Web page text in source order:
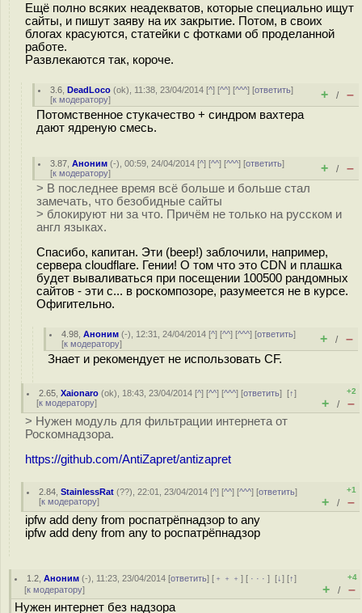
Ещё полно всяких неадекватов, которые специально ищут
сайты, и пишут заяву на их закрытие. Потом, в своих
блогах красуются, статейки с фотками об проделанной
работе.
Развлекаются так, короче.
3.6 ,DeadLoco (ok), 11:38, 23/04/2014 [^] [^^] [^^^] [ответить]
[к модератору] + / –
Потомственное стукачество + синдром вахтера
дают ядреную смесь.
3.87 ,Аноним (-), 00:59, 24/04/2014 [^] [^^] [^^^] [ответить]
[к модератору] + / –
> В последнее время всё больше и больше стал
замечать, что безобидные сайты
> блокируют ни за что. Причём не только на русском и
англ языках.
Спасибо, капитан. Эти (beep!) заблочили, например,
сервера cloudflare. Гении! О том что это CDN и плашка
будет вываливаться при посещении 100500 рандомных
сайтов - эти с... в роскомпозоре, разумеется не в курсе.
Офигительно.
4.98 ,Аноним (-), 12:31, 24/04/2014 [^] [^^] [^^^] [ответить]
[к модератору] + / –
Знает и рекомендует не использовать CF.
2.65 ,Xaionaro (ok), 18:43, 23/04/2014 [^] [^^] [^^^] [ответить][↑]
[к модератору]
+2
+ / –
> Нужен модуль для фильтрации интернета от
Роскомнадзора.
https://github.com/AntiZapret/antizapret
2.84 ,StainlessRat (??), 22:01, 23/04/2014 [^] [^^] [^^^] [ответить]
[к модератору]
+1
+ / –
ipfw add deny from роспатрёпнадзор to any
ipfw add deny from any to роспатрёпнадзор
1.2 ,Аноним (-), 11:23, 23/04/2014 [ответить] [ ﹢﹢﹢] [ · · ·][↓] [↑]
[к модератору]
+4
+ / –
Нужен интернет без надзора